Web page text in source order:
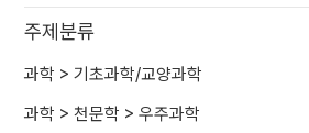
주제분류
과학 > 기초과학/교양과학
과학 > 천문학 > 우주과학